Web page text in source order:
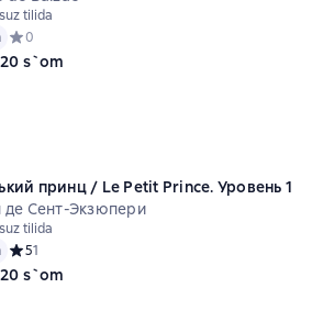
tilida
Средний рейтинг 0 на основе 0 оценок
0
s`om
принц / Le Petit Prince. Уровень 1
де Сент-Экзюпери
tilida
Средний рейтинг 5 на основе 1 оценок
51
s`om